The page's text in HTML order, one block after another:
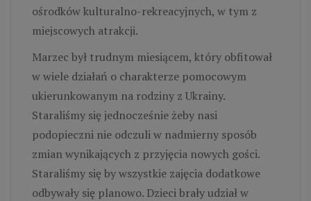
ośrodków kulturalno-rekreacyjnych, w tym z
miejscowych atrakcji.
Marzec był trudnym miesiącem, który obfitował
w wiele działań o charakterze pomocowym
ukierunkowanym na rodziny z Ukrainy.
Staraliśmy się jednocześnie żeby nasi
podopieczni nie odczuli w nadmierny sposób
zmian wynikających z przyjęcia nowych gości.
Staraliśmy się by wszystkie zajęcia dodatkowe
odbywały się planowo. Dzieci brały udział w